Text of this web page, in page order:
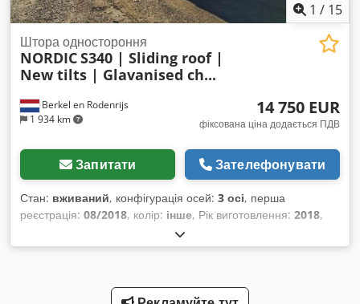
1 / 15
Berkel en Rodenrijs
1 934 km
Штора одностороння
NORDICS340 | Sliding roof |
New tilts | Glavanised ch...
14 750 EUR
фіксована ціна додається ПДВ
Запитати Зателефонувати
Стан: вживаний, конфігурація осей: 3 осі, перша
реєстрація: 08/2018, колір: інше, Рік виготовлення: 2018,
Власна вага: 6.939 кг Chsdpfev Icbbjx Ahtja Nordic S340
2018 року, фургон з тентом на 3 осі, вартість €18,750 без
гальма, відповідає стандарту Code XL (захист від крадіжки